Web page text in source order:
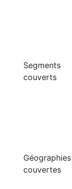
Segments
couverts
Géographies
couvertes